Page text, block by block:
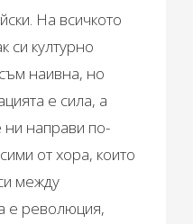
На всичкото
си културно
наивна, но
е сила, а
ни направи по-
от хора, които
между
е революция,